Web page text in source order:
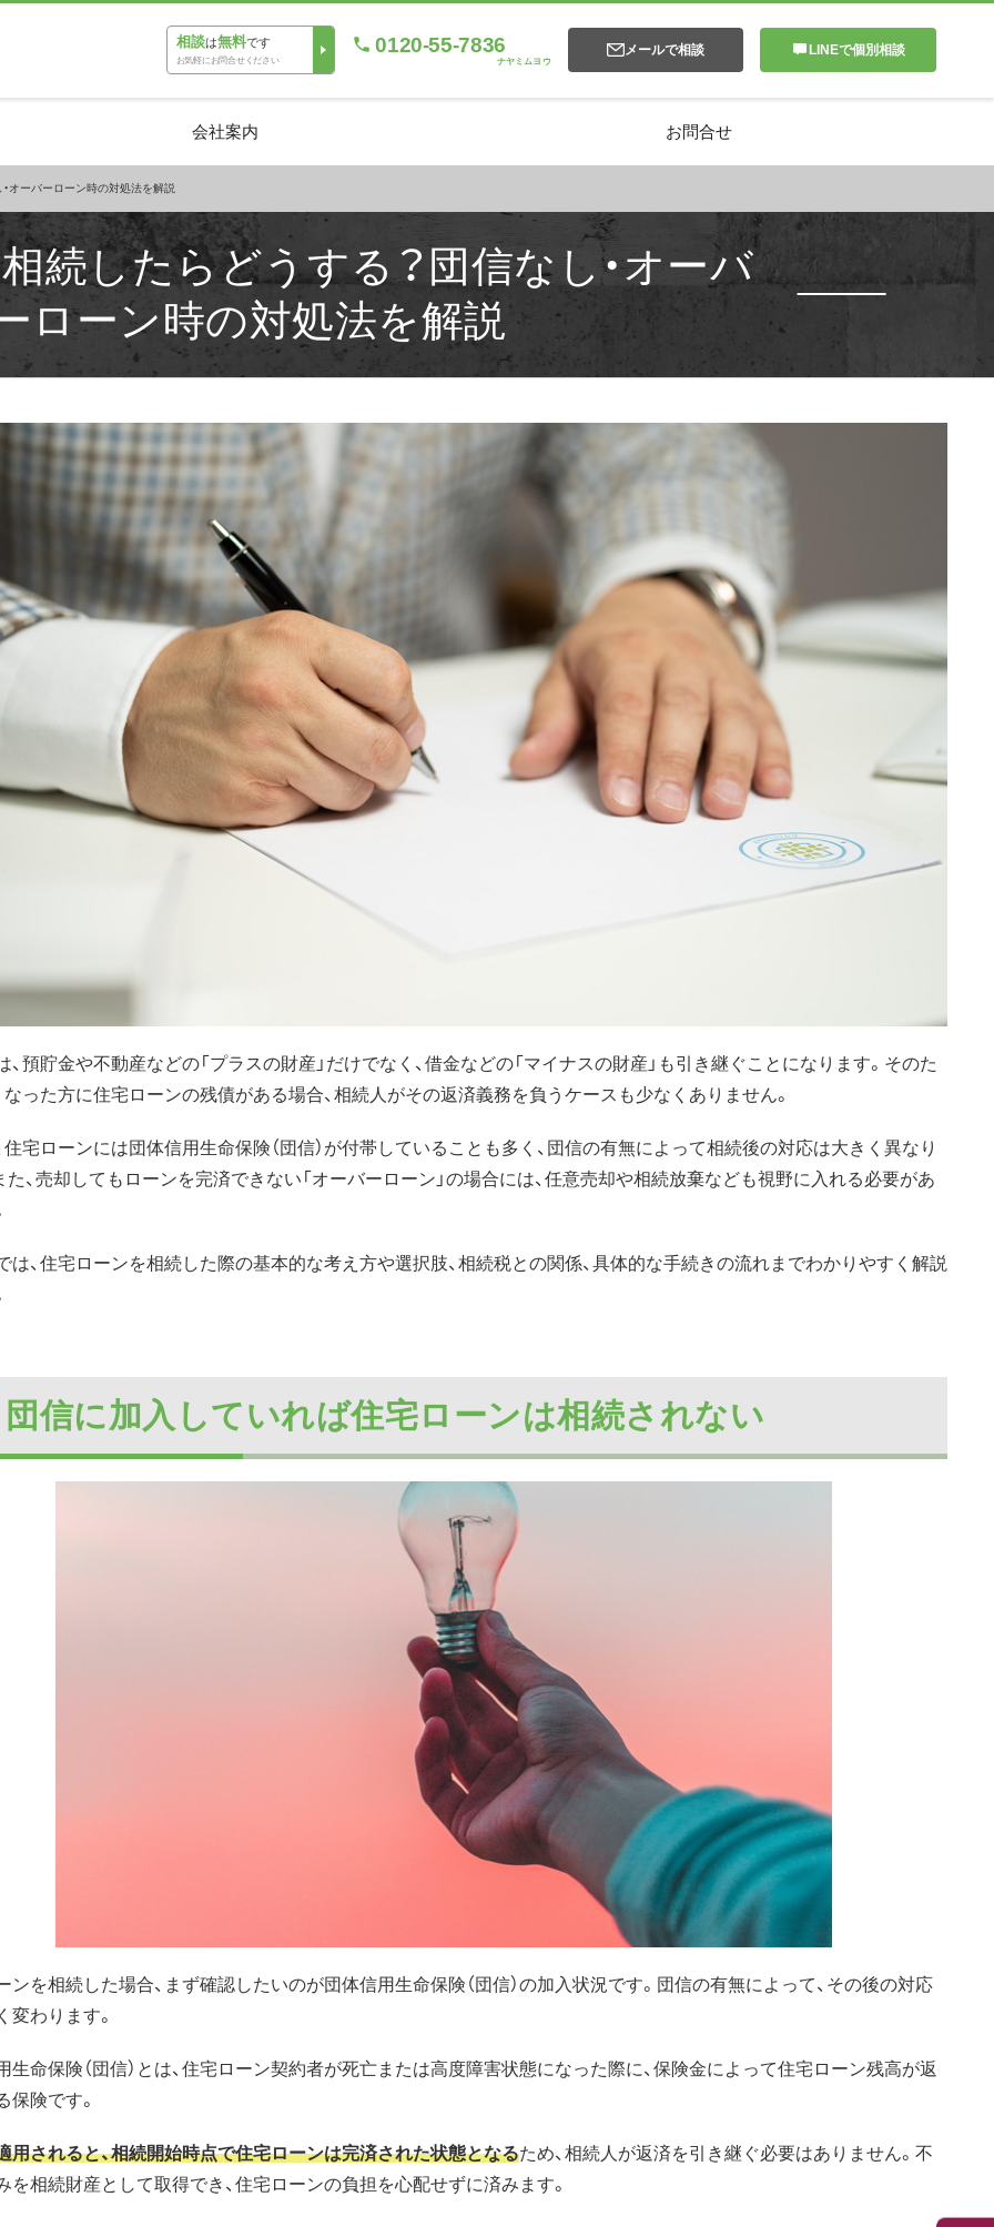
相談は無料です
お気軽にお問合せください
0120-55-7836
ナヤミムヨウ
メールで相談 LINEで個別相談
会社案内 お問合せ
オーバーローン時の対処法を解説
続したらどうする？団信なし・オーバ
ローン時の対処法を解説
、預貯金や不動産などの「プラスの財産」だけでなく、借金などの「マイナスの財産」も引き継ぐことになります。そのた
なった方に住宅ローンの残債がある場合、相続人がその返済義務を負うケースも少なくありません。
住宅ローンには団体信用生命保険（団信）が付帯していることも多く、団信の有無によって相続後の対応は大きく異なり
た、売却してもローンを完済できない「オーバーローン」の場合には、任意売却や相続放棄なども視野に入れる必要があ
は、住宅ローンを相続した際の基本的な考え方や選択肢、相続税との関係、具体的な手続きの流れまでわかりやすく解説
信に加入していれば住宅ローンは相続されない
ンを相続した場合、まず確認したいのが団体信用生命保険（団信）の加入状況です。団信の有無によって、その後の対応
変わります。
生命保険（団信）とは、住宅ローン契約者が死亡または高度障害状態になった際に、保険金によって住宅ローン残高が返
保険です。
用されると、相続開始時点で住宅ローンは完済された状態となるため、相続人が返済を引き継ぐ必要はありません。不
を相続財産として取得でき、住宅ローンの負担を心配せずに済みます。